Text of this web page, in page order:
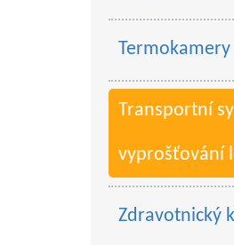
Termokamery
Transportní
vyprošťování
Zdravotnický